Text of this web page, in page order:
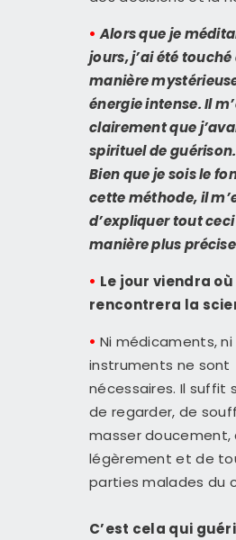
•Alors que je
jours, j’ai été touché
manière
énergie intense. Il
clairement que
spirituel de guérison.
Bien que je sois le
cette méthode, il
d’expliquer tout ceci
manière plus
• Le jour viendra où
rencontrera la
• Ni médicaments, ni
instruments ne sont
nécessaires. Il suffit
de regarder, de
masser
légèrement et de
parties malades du
C’est cela qui